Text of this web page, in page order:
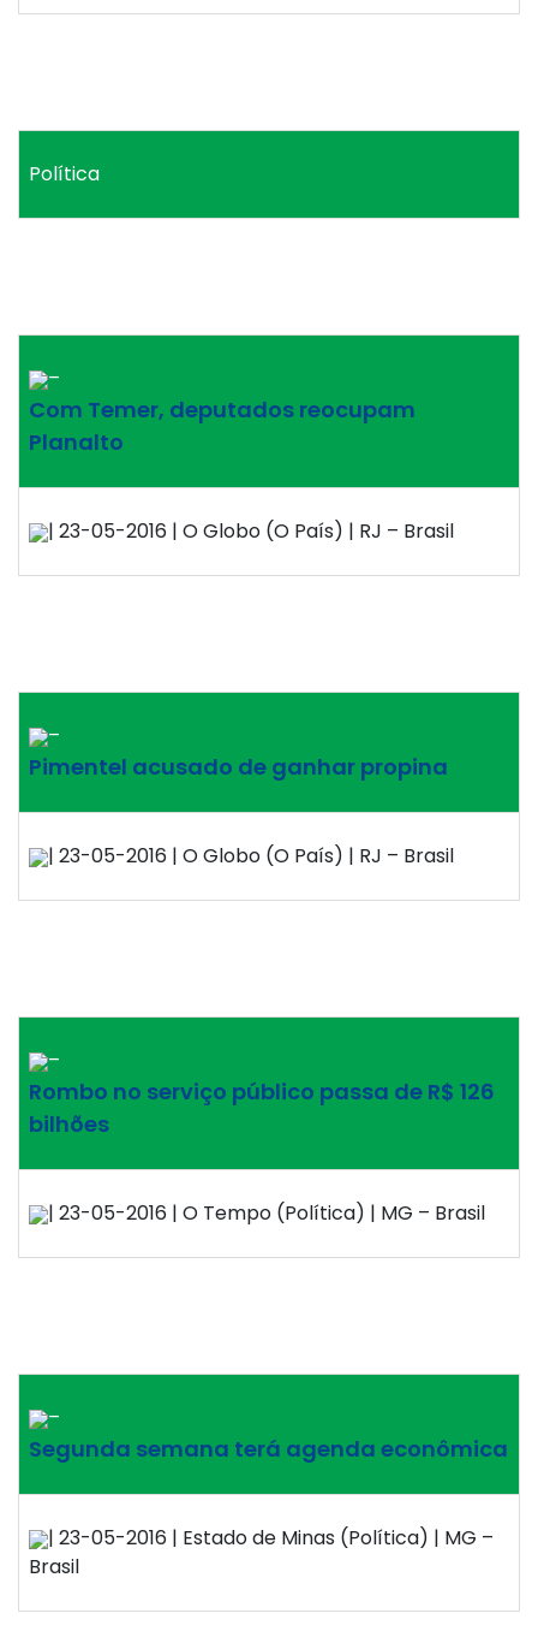
Política
–
Com Temer, deputados reocupam
Planalto
| 23-05-2016 | O Globo (O País) | RJ – Brasil
–
Pimentel acusado de ganhar propina
| 23-05-2016 | O Globo (O País) | RJ – Brasil
–
Rombo no serviço público passa de R$ 126
bilhões
| 23-05-2016 | O Tempo (Política) | MG – Brasil
–
Segunda semana terá agenda econômica
| 23-05-2016 | Estado de Minas (Política) | MG –
Brasil